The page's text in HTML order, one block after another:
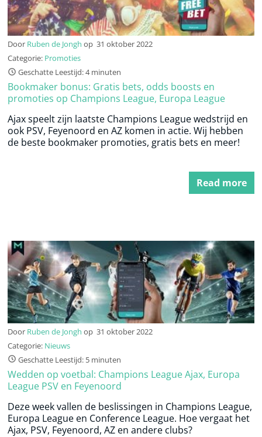
Door Ruben de Jongh op 31 oktober 2022
Categorie: Promoties
Geschatte Leestijd: 4 minuten
Bookmaker bonus: Gratis bets, odds boosts en
promoties op Champions League, Europa League
Ajax speelt zijn laatste Champions League wedstrijd en
ook PSV, Feyenoord en AZ komen in actie. Wij hebben
de beste bookmaker promoties, gratis bets en meer!
Read more
Door Ruben de Jongh op 31 oktober 2022
Categorie: Nieuws
Geschatte Leestijd: 5 minuten
Wedden op voetbal: Champions League Ajax, Europa
League PSV en Feyenoord
Deze week vallen de beslissingen in Champions League,
Europa League en Conference League. Hoe vergaat het
Ajax, PSV, Feyenoord, AZ en andere clubs?